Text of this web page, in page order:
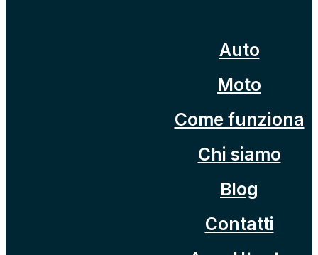
Auto
Moto
Come funziona
Chi siamo
Blog
Contatti